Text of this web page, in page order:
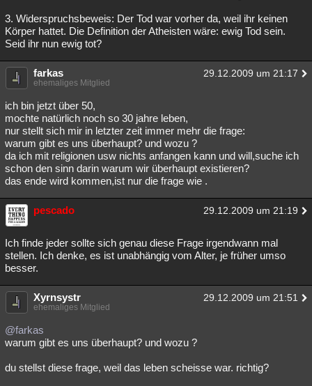
3. Widerspruchsbeweis: Der Tod war vorher da, weil ihr keinen
Körper hattet. Die Definition der Atheisten wäre: ewig Tod sein.
Seid ihr nun ewig tot?
farkas 29.12.2009 um 21:17
ehemaliges Mitglied
ich bin jetzt über 50,
mochte natürlich noch so 30 jahre leben,
nur stellt sich mir in letzter zeit immer mehr die frage:
warum gibt es uns überhaupt? und wozu ?
da ich mit religionen usw nichts anfangen kann und will,suche ich
schon den sinn darin warum wir überhaupt existieren?
das ende wird kommen,ist nur die frage wie .
pescado 29.12.2009 um 21:19
Ich finde jeder sollte sich genau diese Frage irgendwann mal
stellen. Ich denke, es ist unabhängig vom Alter, je früher umso
besser.
Xyrnsystr 29.12.2009 um 21:51
ehemaliges Mitglied
@farkas
warum gibt es uns überhaupt? und wozu ?
du stellst diese frage, weil das leben scheisse war. richtig?